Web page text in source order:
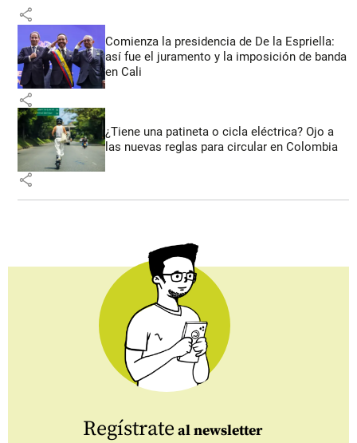
share
Comienza la presidencia de De la Espriella:
así fue el juramento y la imposición de banda
en Cali
share
¿Tiene una patineta o cicla eléctrica? Ojo a
las nuevas reglas para circular en Colombia
share
Regístrate al newsletter